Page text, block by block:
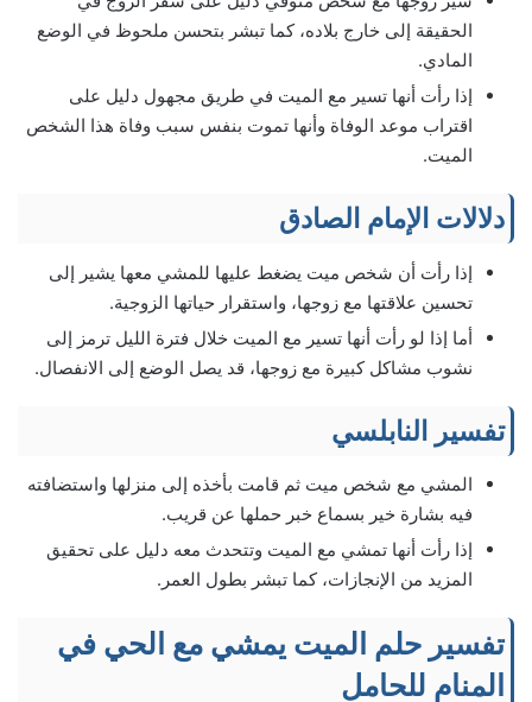
الحقيقة إلى خارج بلاده، كما تبشر بتحسن ملحوظ في الوضع
المادي.
إذا رأت أنها تسير مع الميت في طريق مجهول دليل على
اقتراب موعد الوفاة وأنها تموت بنفس سبب وفاة هذا الشخص
الميت.
دلالات الإمام الصادق
إذا رأت أن شخص ميت يضغط عليها للمشي معها يشير إلى
تحسين علاقتها مع زوجها، واستقرار حياتها الزوجية.
أما إذا لو رأت أنها تسير مع الميت خلال فترة الليل ترمز إلى
نشوب مشاكل كبيرة مع زوجها، قد يصل الوضع إلى الانفصال.
تفسير النابلسي
المشي مع شخص ميت ثم قامت بأخذه إلى منزلها واستضافته
فيه بشارة خير بسماع خبر حملها عن قريب.
إذا رأت أنها تمشي مع الميت وتتحدث معه دليل على تحقيق
المزيد من الإنجازات، كما تبشر بطول العمر.
تفسير حلم الميت يمشي مع الحي في
المنام للحامل